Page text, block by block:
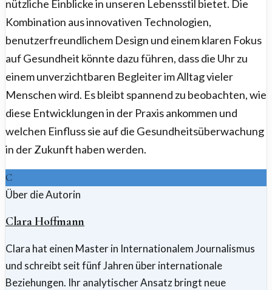
nützliche Einblicke in unseren Lebensstil bietet. Die
Kombination aus innovativen Technologien,
benutzerfreundlichem Design und einem klaren Fokus
auf Gesundheit könnte dazu führen, dass die Uhr zu
einem unverzichtbaren Begleiter im Alltag vieler
Menschen wird. Es bleibt spannend zu beobachten, wie
diese Entwicklungen in der Praxis ankommen und
welchen Einfluss sie auf die Gesundheitsüberwachung
in der Zukunft haben werden.
C
Über die Autorin
Clara Hoffmann
Clara hat einen Master in Internationalem Journalismus
und schreibt seit fünf Jahren über internationale
Beziehungen. Ihr analytischer Ansatz bringt neue